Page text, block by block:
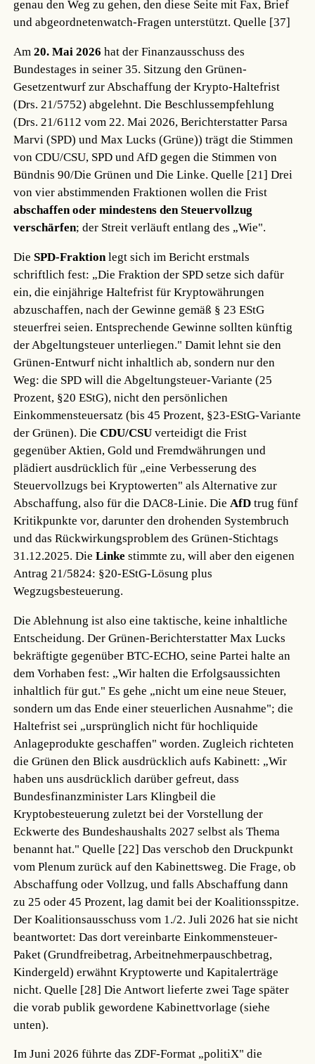
genau den Weg zu gehen, den diese Seite mit Fax, Brief
und abgeordnetenwatch-Fragen unterstützt.Quelle [37]
Am20. Mai 2026 hat der Finanzausschuss des
Bundestages in seiner 35. Sitzung den Grünen-
Gesetzentwurf zur Abschaffung der Krypto-Haltefrist
(Drs. 21/5752) abgelehnt. Die Beschlussempfehlung
(Drs. 21/6112 vom 22. Mai 2026, Berichterstatter Parsa
Marvi (SPD) und Max Lucks (Grüne)) trägt die Stimmen
von CDU/CSU, SPD und AfD gegen die Stimmen von
Bündnis 90/Die Grünen und Die Linke.Quelle [21] Drei
von vier abstimmenden Fraktionen wollen die Frist
abschaffen oder mindestens den Steuervollzug
verschärfen; der Streit verläuft entlang des „Wie".
DieSPD-Fraktion legt sich im Bericht erstmals
schriftlich fest: „Die Fraktion der SPD setze sich dafür
ein, die einjährige Haltefrist für Kryptowährungen
abzuschaffen, nach der Gewinne gemäß § 23 EStG
steuerfrei seien. Entsprechende Gewinne sollten künftig
der Abgeltungsteuer unterliegen." Damit lehnt sie den
Grünen-Entwurf nicht inhaltlich ab, sondern nur den
Weg: die SPD will die Abgeltungsteuer-Variante (25
Prozent, §20 EStG), nicht den persönlichen
Einkommensteuersatz (bis 45 Prozent, §23-EStG-Variante
der Grünen). DieCDU/CSU verteidigt die Frist
gegenüber Aktien, Gold und Fremdwährungen und
plädiert ausdrücklich für „eine Verbesserung des
Steuervollzugs bei Kryptowerten" als Alternative zur
Abschaffung, also für die DAC8-Linie. Die AfD trug fünf
Kritikpunkte vor, darunter den drohenden Systembruch
und das Rückwirkungsproblem des Grünen-Stichtags
31.12.2025. DieLinke stimmte zu, will aber den eigenen
Antrag 21/5824: §20-EStG-Lösung plus
Wegzugsbesteuerung.
Die Ablehnung ist also eine taktische, keine inhaltliche
Entscheidung. Der Grünen-Berichterstatter Max Lucks
bekräftigte gegenüber BTC-ECHO, seine Partei halte an
dem Vorhaben fest: „Wir halten die Erfolgsaussichten
inhaltlich für gut." Es gehe „nicht um eine neue Steuer,
sondern um das Ende einer steuerlichen Ausnahme"; die
Haltefrist sei „ursprünglich nicht für hochliquide
Anlageprodukte geschaffen" worden. Zugleich richteten
die Grünen den Blick ausdrücklich aufs Kabinett: „Wir
haben uns ausdrücklich darüber gefreut, dass
Bundesfinanzminister Lars Klingbeil die
Kryptobesteuerung zuletzt bei der Vorstellung der
Eckwerte des Bundeshaushalts 2027 selbst als Thema
benannt hat."Quelle [22] Das verschob den Druckpunkt
vom Plenum zurück auf den Kabinettsweg. Die Frage, ob
Abschaffung oder Vollzug, und falls Abschaffung dann
zu 25 oder 45 Prozent, lag damit bei der Koalitionsspitze.
Der Koalitionsausschuss vom 1./2. Juli 2026 hat sie nicht
beantwortet: Das dort vereinbarte Einkommensteuer-
Paket (Grundfreibetrag, Arbeitnehmerpauschbetrag,
Kindergeld) erwähnt Kryptowerte und Kapitalerträge
nicht.Quelle [28] Die Antwort lieferte zwei Tage später
die vorab publik gewordene Kabinettvorlage (siehe
unten).
Im Juni 2026 führte das ZDF-Format „politiX" die